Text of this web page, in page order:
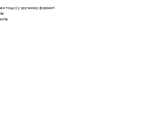
тощо) у зручному форматі